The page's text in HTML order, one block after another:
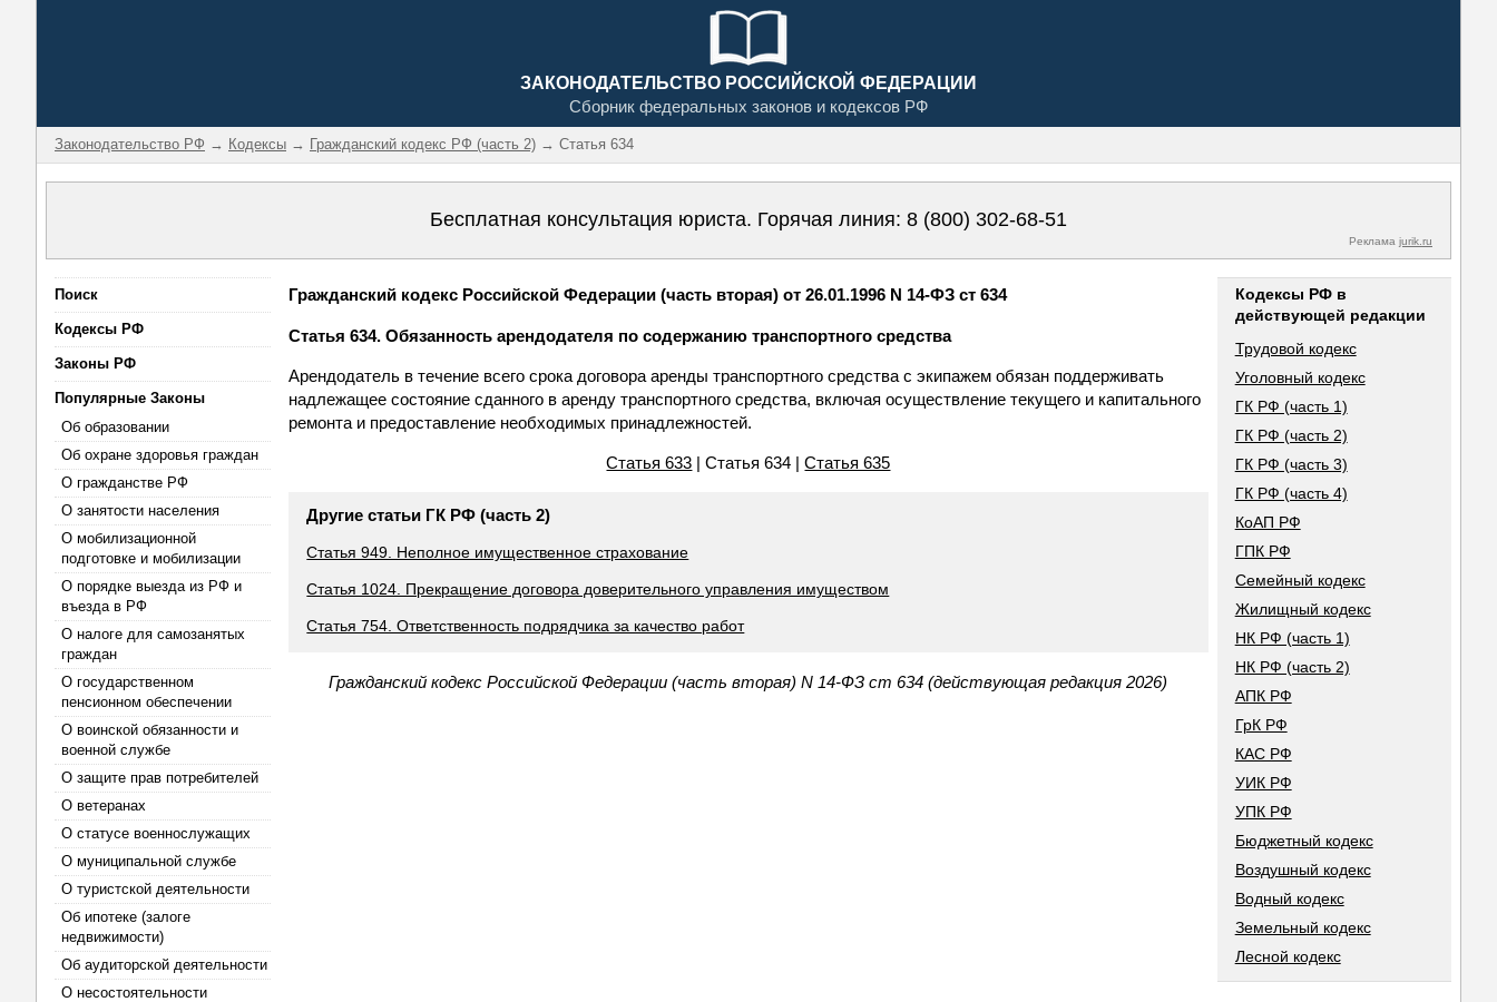
ЗАКОНОДАТЕЛЬСТВО РОССИЙСКОЙ ФЕДЕРАЦИИ
Сборник федеральных законов и кодексов РФ
Законодательство РФ → Кодексы → Гражданский кодекс РФ (часть 2) → Статья 634
Бесплатная консультация юриста. Горячая линия: 8 (800) 302-68-51
Реклама jurik.ru
Поиск
Кодексы РФ
Законы РФ
Популярные Законы
Об образовании
Об охране здоровья граждан
О гражданстве РФ
О занятости населения
О мобилизационной
подготовке и мобилизации
О порядке выезда из РФ и
въезда в РФ
О налоге для самозанятых
граждан
О государственном
пенсионном обеспечении
О воинской обязанности и
военной службе
О защите прав потребителей
О ветеранах
О статусе военнослужащих
О муниципальной службе
О туристской деятельности
Об ипотеке (залоге
недвижимости)
Об аудиторской деятельности
О несостоятельности
Гражданский кодекс Российской Федерации (часть вторая) от 26.01.1996 N 14-ФЗ ст 634
Статья 634. Обязанность арендодателя по содержанию транспортного средства
Арендодатель в течение всего срока договора аренды транспортного средства с экипажем обязан поддерживать
надлежащее состояние сданного в аренду транспортного средства, включая осуществление текущего и капитального
ремонта и предоставление необходимых принадлежностей.
Статья 633 | Статья 634 |Статья 635
Другие статьи ГК РФ (часть 2)
Статья 949. Неполное имущественное страхование
Статья 1024. Прекращение договора доверительного управления имуществом
Статья 754. Ответственность подрядчика за качество работ
Гражданский кодекс Российской Федерации (часть вторая) N 14-ФЗ ст 634 (действующая редакция 2026)
Кодексы РФ в
действующей редакции
Трудовой кодекс
Уголовный кодекс
ГК РФ (часть 1)
ГК РФ (часть 2)
ГК РФ (часть 3)
ГК РФ (часть 4)
КоАП РФ
ГПК РФ
Семейный кодекс
Жилищный кодекс
НК РФ (часть 1)
НК РФ (часть 2)
АПК РФ
ГрК РФ
КАС РФ
УИК РФ
УПК РФ
Бюджетный кодекс
Воздушный кодекс
Водный кодекс
Земельный кодекс
Лесной кодекс